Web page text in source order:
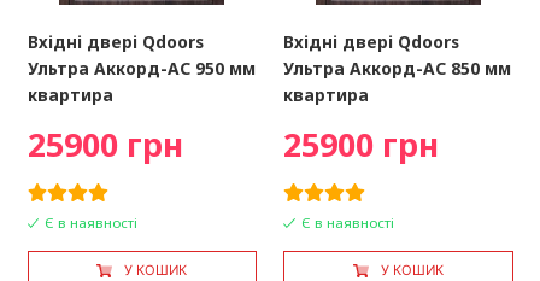
Вхідні двері Qdoors
Ультра Аккорд-AС 950 мм
квартира
25900 грн
Є в наявності
У КОШИК
Вхідні двері Qdoors
Ультра Аккорд-AС 850 мм
квартира
25900 грн
Є в наявності
У КОШИК